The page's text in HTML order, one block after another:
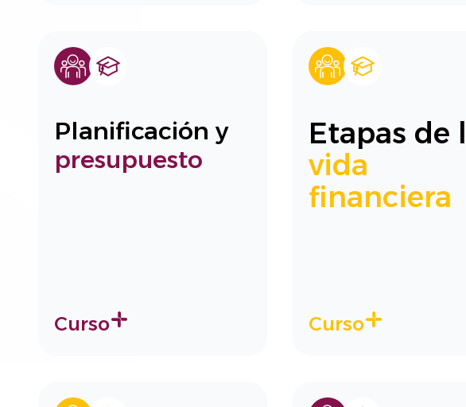
Planificación y
presupuesto
Curso
Etapas de
vida
financiera
Curso